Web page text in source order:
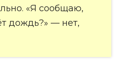
«Я сообщаю,
дождь?» — нет,